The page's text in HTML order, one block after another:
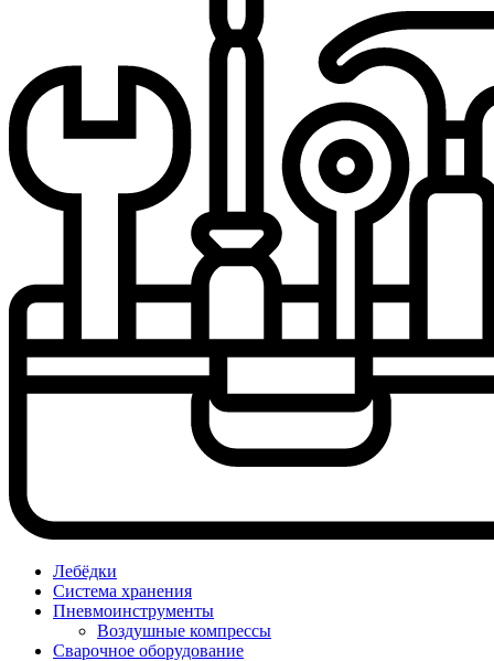
Лебёдки
Система хранения
Пневмоинструменты
Воздушные компрессы
Сварочное оборудование